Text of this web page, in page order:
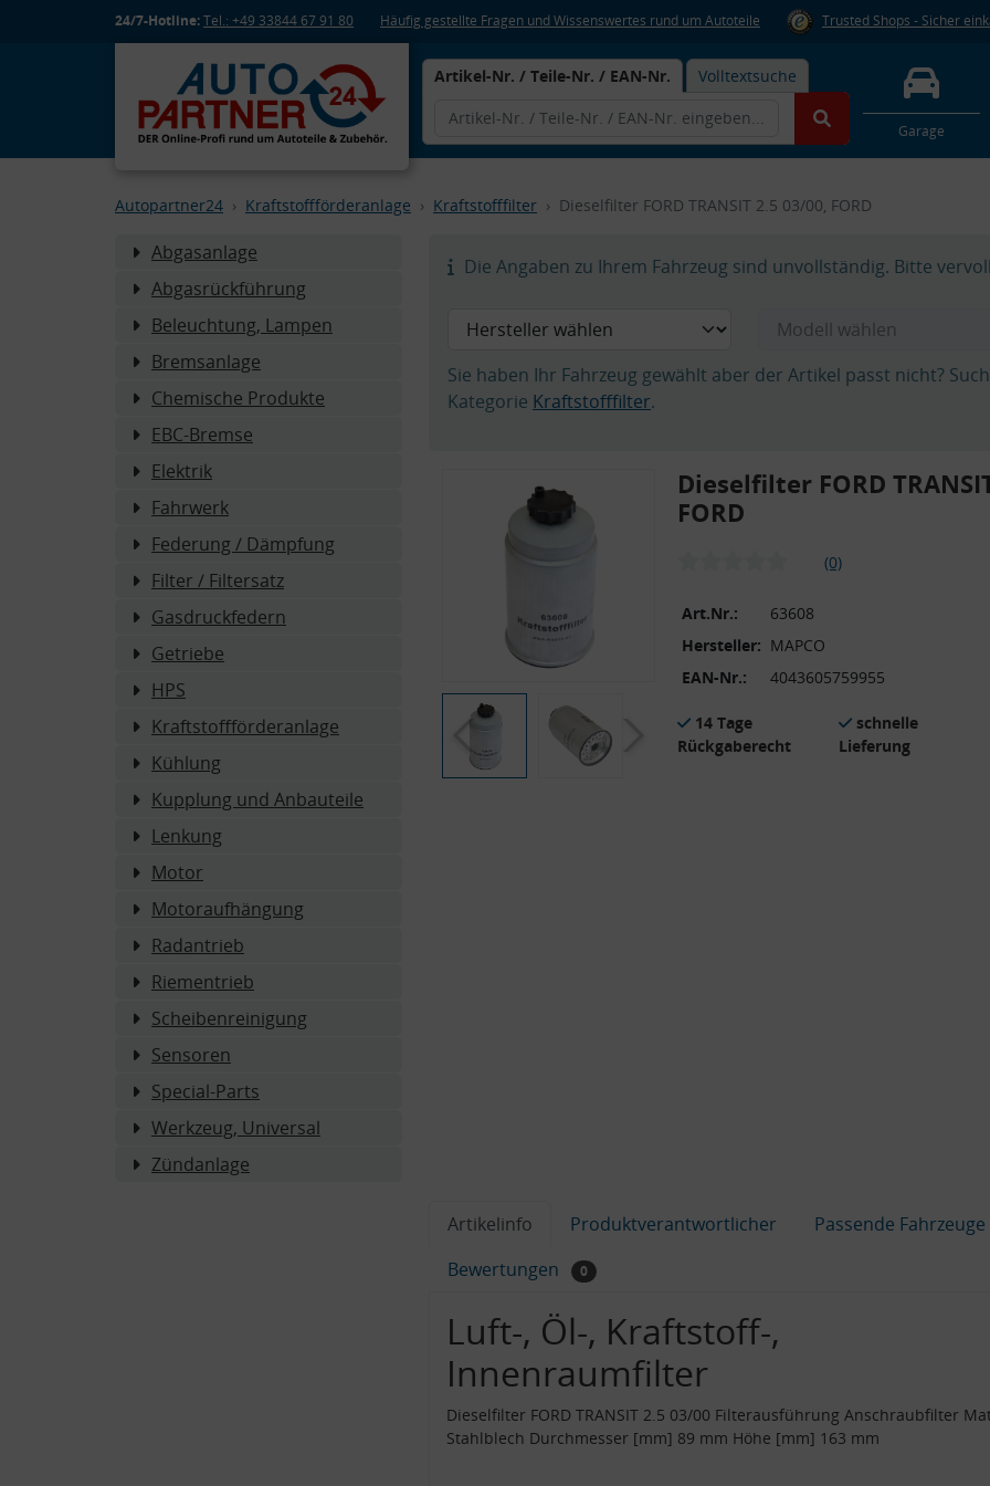
24/7-Hotline:Tel.: +49 33844 67 91 80 Häufig gestellte Fragen und Wissenswertes rund um Autoteile Trusted Shops - Sicher
Artikel-Nr. / Teile-Nr. / EAN-Nr. Volltextsuche
Garage
Autopartner24 Kraftstoffförderanlage Kraftstofffilter Dieselfilter FORD TRANSIT 2.5 03/00, FORD
Abgasanlage
Abgasrückführung
Beleuchtung, Lampen
Bremsanlage
Chemische Produkte
EBC-Bremse
Elektrik
Fahrwerk
Federung / Dämpfung
Filter / Filtersatz
Gasdruckfedern
Getriebe
HPS
Kraftstoffförderanlage
Kühlung
Kupplung und Anbauteile
Lenkung
Motor
Motoraufhängung
Radantrieb
Riementrieb
Scheibenreinigung
Sensoren
Special-Parts
Werkzeug, Universal
Zündanlage
Die Angaben zu Ihrem Fahrzeug sind unvollständig. Bitte
Sie haben Ihr Fahrzeug gewählt aber der Artikel passt nicht?
Kategorie Kraftstofffilter.
Dieselfilter FORD
FORD
(0)
Art.Nr.:
63608
Hersteller: MAPCO
EAN-Nr.:
4043605759955
14 Tage
Rückgaberecht
schnelle
Lieferung
Artikelinfo Produktverantwortlicher
Passende Fahrzeuge
Bewertungen
0
Luft-, Öl-, Kraftstoff-,
Innenraumfilter
Dieselfilter FORD TRANSIT 2.5 03/00 Filterausführung Anschraubfilter
Stahlblech Durchmesser [mm] 89 mm Höhe [mm] 163 mm